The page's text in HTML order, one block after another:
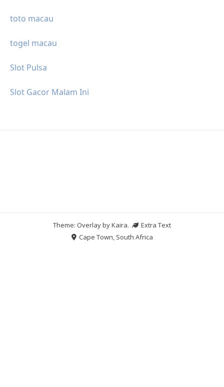
toto macau
togel macau
Slot Pulsa
Slot Gacor Malam Ini
Theme: Overlay byKaira.
Extra Text
Cape Town, South Africa